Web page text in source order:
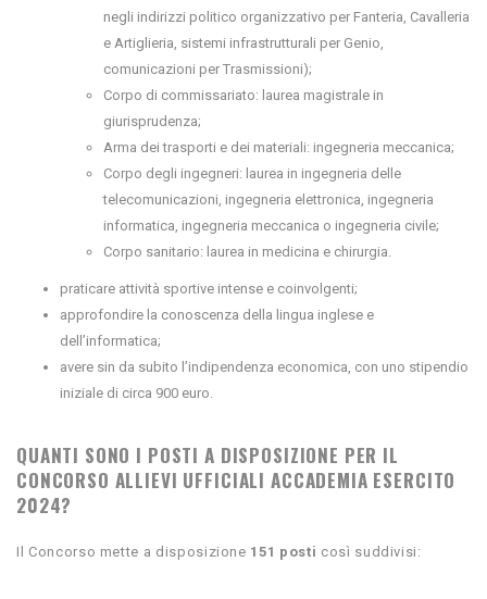
negli indirizzi politico organizzativo per Fanteria, Cavalleria
e Artiglieria, sistemi infrastrutturali per Genio,
comunicazioni per Trasmissioni);
Corpo di commissariato: laurea magistrale in
giurisprudenza;
Arma dei trasporti e dei materiali: ingegneria meccanica;
Corpo degli ingegneri: laurea in ingegneria delle
telecomunicazioni, ingegneria elettronica, ingegneria
informatica, ingegneria meccanica o ingegneria civile;
Corpo sanitario: laurea in medicina e chirurgia.
praticare attività sportive intense e coinvolgenti;
approfondire la conoscenza della lingua inglese e
dell’informatica;
avere sin da subito l’indipendenza economica, con uno stipendio
iniziale di circa 900 euro.
QUANTI SONO I POSTI A DISPOSIZIONE PER IL
CONCORSO ALLIEVI UFFICIALI ACCADEMIA ESERCITO
2024?
Il Concorso mette a disposizione 151 posti così suddivisi: